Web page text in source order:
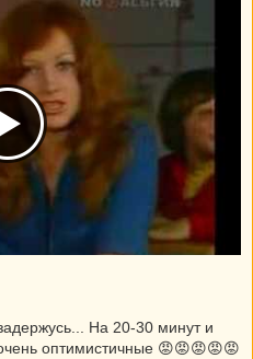
На 20-30 минут и
оптимистичные 😡😡😡😡😡